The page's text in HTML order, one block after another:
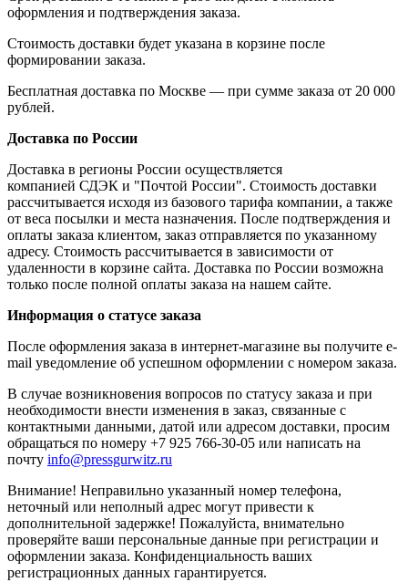
оформления и подтверждения заказа.
Стоимость доставки будет указана в корзине после
формировании заказа.
Бесплатная доставка по Москве — при сумме заказа от 20 000
рублей.
Доставка по России
Доставка в регионы России осуществляется
компанией СДЭК и "Почтой России". Стоимость доставки
рассчитывается исходя из базового тарифа компании, а также
от веса посылки и места назначения. После подтверждения и
оплаты заказа клиентом, заказ отправляется по указанному
адресу. Стоимость рассчитывается в зависимости от
удаленности в корзине сайта. Доставка по России возможна
только после полной оплаты заказа на нашем сайте.
Информация о статусе заказа
После оформления заказа в интернет-магазине вы получите e-
mail уведомление об успешном оформлении с номером заказа.
В случае возникновения вопросов по статусу заказа и при
необходимости внести изменения в заказ, связанные с
контактными данными, датой или адресом доставки, просим
обращаться по номеру +7 925 766-30-05 или написать на
почту info@pressgurwitz.ru
Внимание! Неправильно указанный номер телефона,
неточный или неполный адрес могут привести к
дополнительной задержке! Пожалуйста, внимательно
проверяйте ваши персональные данные при регистрации и
оформлении заказа. Конфиденциальность ваших
регистрационных данных гарантируется.